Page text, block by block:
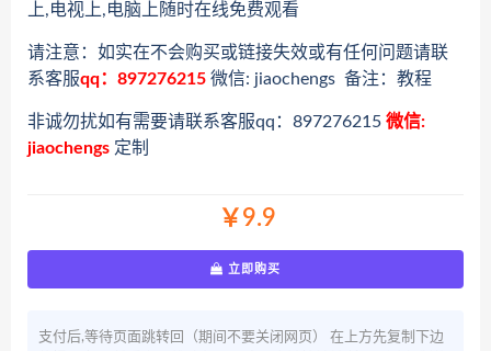
上,电视上,电脑上随时在线免费观看
请注意：如实在不会购买或链接失效或有任何问题请联
系客服qq：897276215 微信: jiaochengs 备注：教程
非诚勿扰如有需要请联系客服qq：897276215 微信:
jiaochengs 定制
￥9.9
立即购买
支付后,等待页面跳转回（期间不要关闭网页） 在上方先复制下边